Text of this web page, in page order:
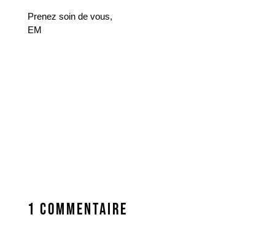
Prenez soin de vous,
EM
1 COMMENTAIRE